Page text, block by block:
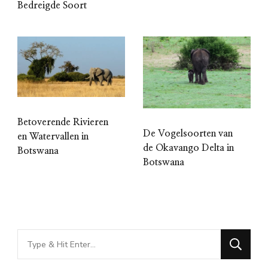
Bedreigde Soort
Betoverende Rivieren
en Watervallen in
Botswana
De Vogelsoorten van
de Okavango Delta in
Botswana
Looking
for